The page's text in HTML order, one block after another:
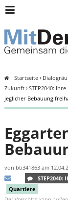
Archiv:
Header
Menü
Sie
sind
hier
Startseite›
Zukunft› STEP2040:
jeglicher Bebauung
von bb341863am
E-
Quartiere